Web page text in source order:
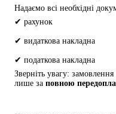
Надаємо всі необхідні
✔ рахунок
✔ видаткова накладна
✔ податкова накладна
Зверніть увагу:
лише за повною